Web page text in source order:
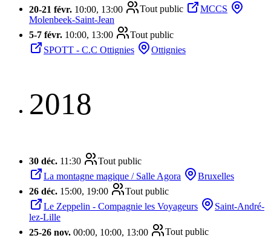
20-21 févr. 10:00, 13:00 Tout public
MCCS
Molenbeek-Saint-Jean
5-7 févr. 10:00, 13:00
Tout public
SPOTT - C.C Ottignies
Ottignies
2018
30 déc. 11:30
Tout public
La montagne magique / Salle Agora
Bruxelles
26 déc. 15:00, 19:00
Tout public
Le Zeppelin - Compagnie les Voyageurs
Saint-André-
lez-Lille
25-26 nov. 00:00, 10:00, 13:00
Tout public